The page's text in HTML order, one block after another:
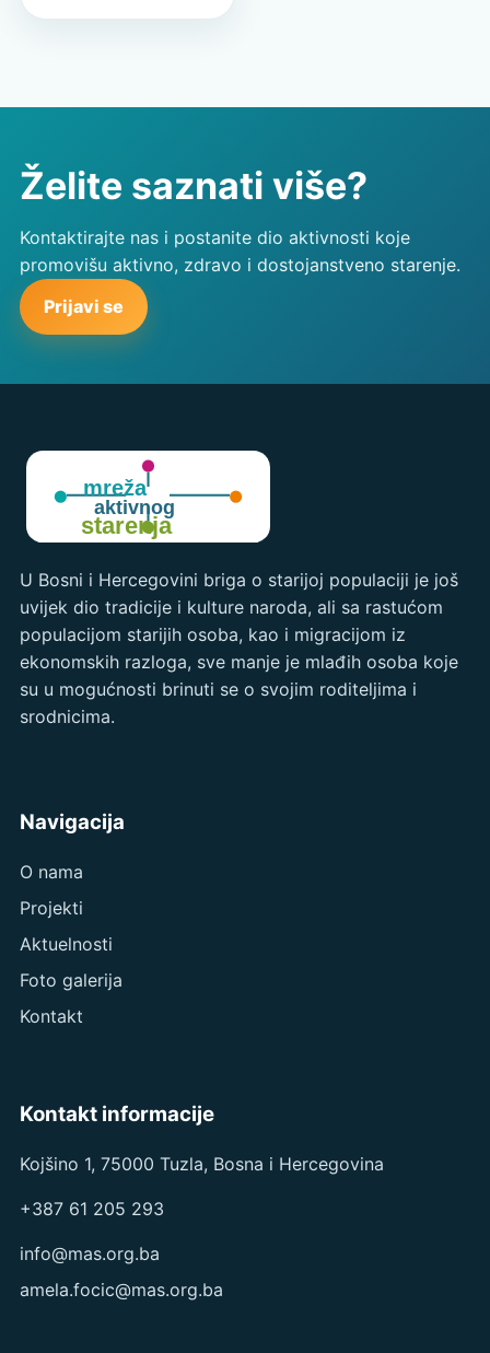
Želite saznati više?
Kontaktirajte nas i postanite dio aktivnosti koje
promovišu aktivno, zdravo i dostojanstveno starenje.
Prijavi se
U Bosni i Hercegovini briga o starijoj populaciji je još
uvijek dio tradicije i kulture naroda, ali sa rastućom
populacijom starijih osoba, kao i migracijom iz
ekonomskih razloga, sve manje je mlađih osoba koje
su u mogućnosti brinuti se o svojim roditeljima i
srodnicima.
Navigacija
O nama
Projekti
Aktuelnosti
Foto galerija
Kontakt
Kontakt informacije
Kojšino 1, 75000 Tuzla, Bosna i Hercegovina
+387 61 205 293
info@mas.org.ba
amela.focic@mas.org.ba